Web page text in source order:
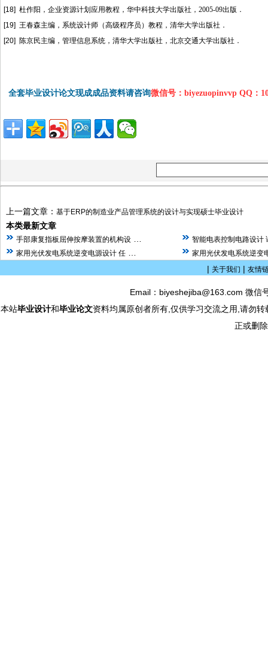
[18] 杜作阳 ，企业资源计划应用教程，华中科技大学出版社， 2005-09出版 ．
[19] 王春森主编，系统设计师（高级程序员）教程，清华大学出版社 ．
[20] 陈京民主编， 管理信息系统，清华大学出版社，北京交通大学出版社．
全套毕业设计论文现成成品资料请咨询微信号：biyezuopinvvp QQ
上一篇文章： 基于ERP的制造业产品管理系统的设计与实现硕士毕业设计
本类最新文章
手部康复指板屈伸按摩装置的机构设
智能电表控制电路设计
家用光伏发电系统逆变电源设计 任
家用光伏发电系统逆变
| 关于我们 | 友情
Email：biyeshejiba@163.com 微
本站毕业设计和毕业论文资料均属原创者所有,仅供学习交流之用,请勿
正或删